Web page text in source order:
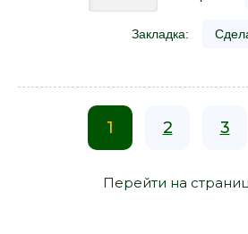
Закладка:
1 2 3
Перейти на